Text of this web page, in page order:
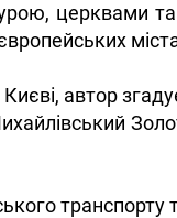
церквами
автор
транспорту